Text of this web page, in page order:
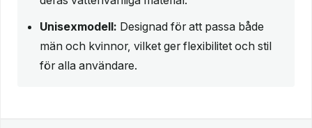
Unisexmodell: Designad för att passa både
män och kvinnor, vilket ger flexibilitet och stil
för alla användare.